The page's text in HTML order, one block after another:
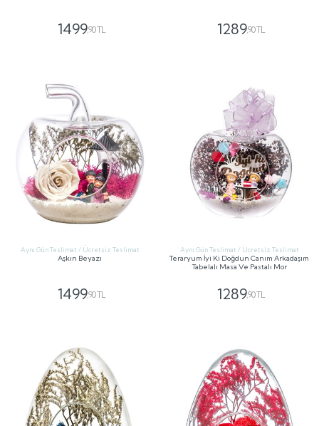
1499,90 TL 1289,90 TL
Aynı Gün Teslimat / Ücretsiz Teslimat
Aşkın Beyazı
1499,90 TL
Aynı Gün Teslimat / Ücretsiz Teslimat
Teraryum İyi Ki Doğdun Canım Arkadaşım
Tabelalı Masa Ve Pastalı Mor
1289,90 TL